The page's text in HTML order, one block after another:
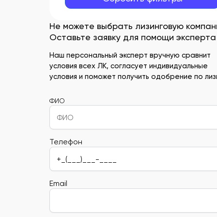
Не можете выбрать лизинговую
Оставьте заявку для помощи эксперта
Наш персональный эксперт вручную сравнит
условия всех ЛК, согласует индивидуальные
условия и поможет получить одобрение по
ФИО
Телефон
Email